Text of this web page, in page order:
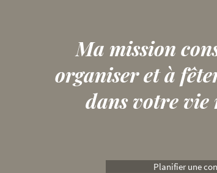
Ma mission
organiser et à
dans votre vie
Planifier une